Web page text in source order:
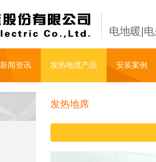
电地暖|
新闻资讯 发热电缆产品 安装案例
发热地席